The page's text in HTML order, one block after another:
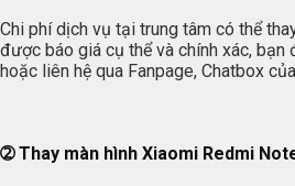
Chi phí dịch vụ tại trung tâm có thể
được báo giá cụ thể và chính xác,
hoặc liên hệ qua Fanpage, Chatbox
➁ Thay màn hình Xiaomi Redmi